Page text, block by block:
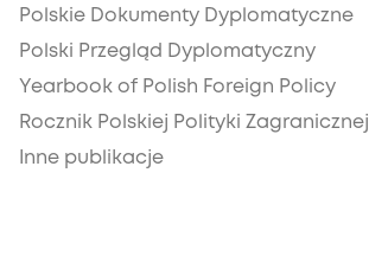
Polskie Dokumenty Dyplomatyczne
Polski Przegląd Dyplomatyczny
Yearbook of Polish Foreign Policy
Rocznik Polskiej Polityki Zagranicznej
Inne publikacje